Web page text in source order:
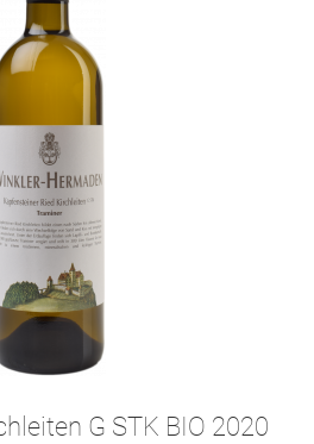
G STK BIO 2020